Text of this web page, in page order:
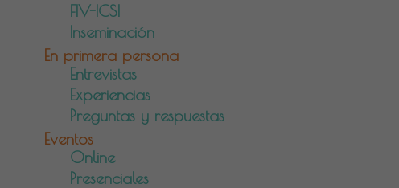
FIV-ICSI
Inseminación
En primera persona
Entrevistas
Experiencias
Preguntas y respuestas
Eventos
Online
Presenciales